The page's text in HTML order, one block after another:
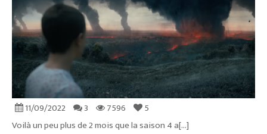
11/09/2022 3 7596
5
Voilà un peu plus de 2 mois que la saison 4 a[...]